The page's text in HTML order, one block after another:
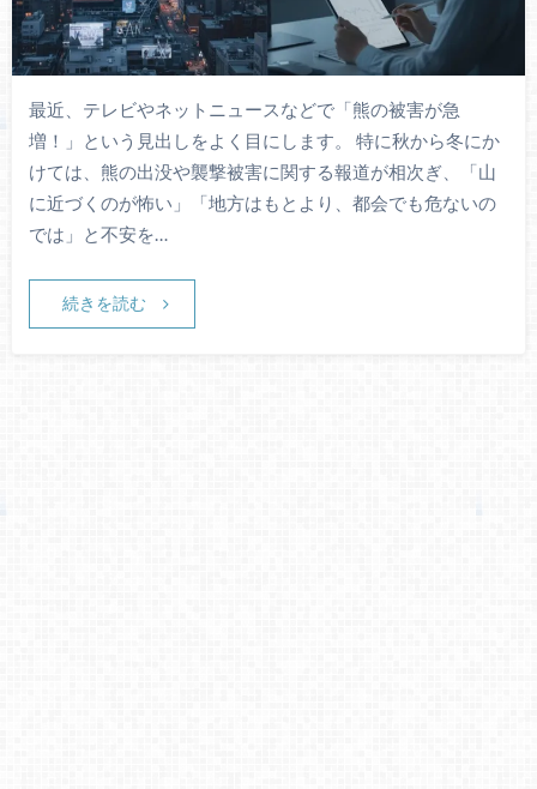
最近、テレビやネットニュースなどで「熊の被害が急
増！」という見出しをよく目にします。 特に秋から冬にか
けては、熊の出没や襲撃被害に関する報道が相次ぎ、「山
に近づくのが怖い」「地方はもとより、都会でも危ないの
では」と不安を…
続きを読む